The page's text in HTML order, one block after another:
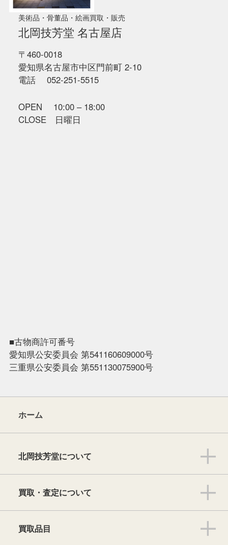
美術品・骨董品・絵画買取・販売
北岡技芳堂 名古屋店
〒460-0018
愛知県名古屋市中区門前町 2-10
電話 052-251-5515
OPEN 10:00 – 18:00
CLOSE 日曜日
■古物商許可番号
愛知県公安委員会 第541160609000号
三重県公安委員会 第551130075900号
ホーム
北岡技芳堂について
買取・査定について
買取品目